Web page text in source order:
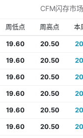
CFM闪存市
周低点 周高点 本
19.60 20.50
19.60 20.50
19.60 20.50
19.60 20.50
19.60 20.50
19.60 20.50